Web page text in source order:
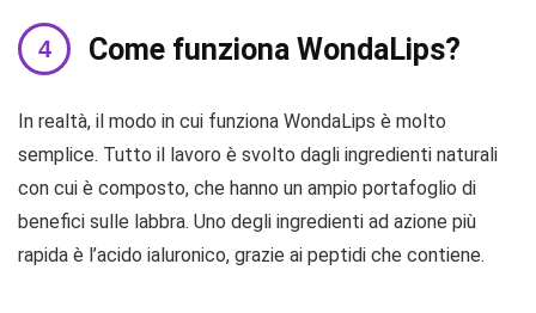
Come funziona WondaLips?
In realtà, il modo in cui funziona WondaLips è molto
semplice. Tutto il lavoro è svolto dagli ingredienti naturali
con cui è composto, che hanno un ampio portafoglio di
benefici sulle labbra. Uno degli ingredienti ad azione più
rapida è l’acido ialuronico, grazie ai peptidi che contiene.